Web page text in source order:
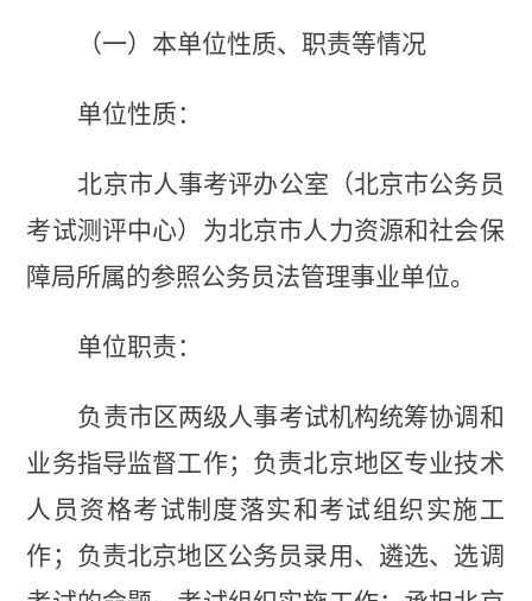
（一）本单位性质、职责等情况
单位性质：
北京市人事考评办公室（北京市公务员
考试测评中心）为北京市人力资源和社会保
障局所属的参照公务员法管理事业单位。
单位职责：
负责市区两级人事考试机构统筹协调和
业务指导监督工作；负责北京地区专业技术
人员资格考试制度落实和考试组织 实施工
作； 负责北京地区公务员录用、遴选、选调